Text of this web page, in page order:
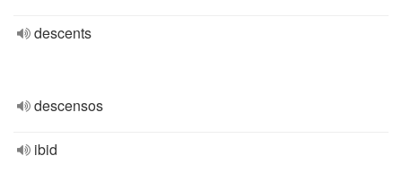
descents
descensos
ibid